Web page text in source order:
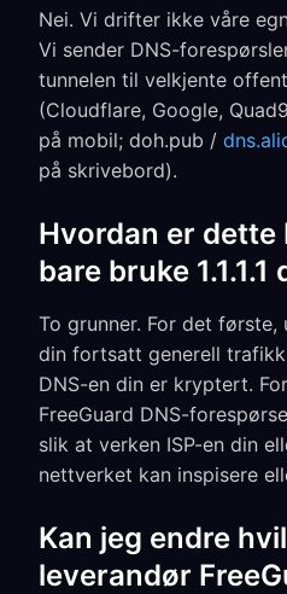
Nei. Vi drifter ikke våre
Vi sender DNS-
tunnelen til velkjente
(Cloudflare, Google,
på mobil; doh.pub /
på skrivebord).
Hvordan er dette
bare bruke 1.1.1.1
To grunner. For det første,
din fortsatt generell
DNS-en din er kryptert.
FreeGuard DNS-
slik at verken ISP-en din
nettverket kan inspisere
Kan jeg endre
leverandør